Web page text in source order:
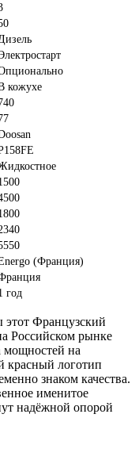
кожухе
(Франция)
год
этот Французский
Российском рынке
мощностей на
красный логотип
знаком качества.
именитое
надёжной опорой